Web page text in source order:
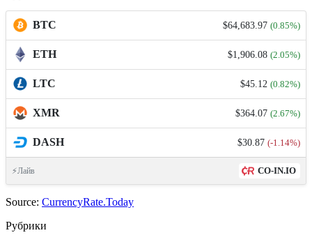
BTC $64,683.97 (0.85%)
ETH $1,906.08 (2.05%)
LTC $45.12 (0.82%)
XMR $364.07 (2.67%)
DASH $30.87 (-1.14%)
⚡Лайв CO-IN.IO
Source: CurrencyRate.Today
Рубрики